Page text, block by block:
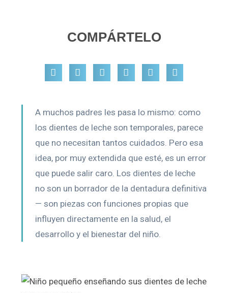
COMPÁRTELO
A muchos padres les pasa lo mismo: como
los dientes de leche son temporales, parece
que no necesitan tantos cuidados. Pero esa
idea, por muy extendida que esté, es un error
que puede salir caro. Los dientes de leche
no son un borrador de la dentadura definitiva
— son piezas con funciones propias que
influyen directamente en la salud, el
desarrollo y el bienestar del niño.